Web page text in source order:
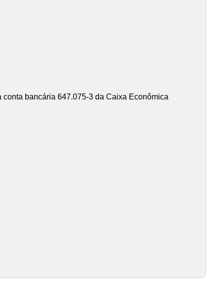
bancária 647.075-3 da Caixa Econômica